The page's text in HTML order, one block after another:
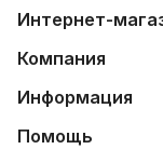
Интернет-
Компания
Информация
Помощь